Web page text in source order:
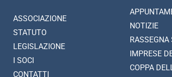
ASSOCIAZIONE
STATUTO
LEGISLAZIONE
I SOCI
CONTATTI
NOTIZIE
RASSEGNA
IMPRESE
COPPA